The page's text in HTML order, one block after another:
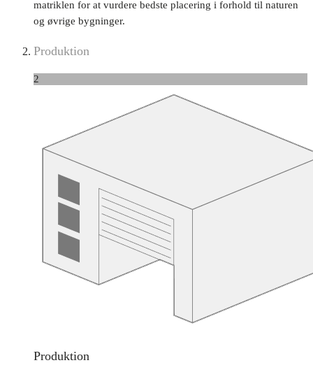
matriklen for at vurdere bedste placering i forhold til naturen
og øvrige bygninger.
Produktion
2
Produktion